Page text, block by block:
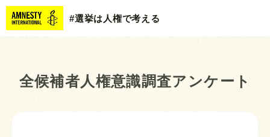
#選挙は人権で考える
全候補者人権意識調査アンケート